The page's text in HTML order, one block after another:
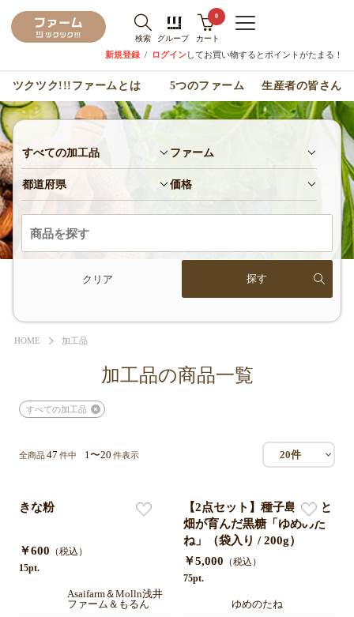
検索 グループ
0
カート
新規登録 / ログインしてお買い物するとポイントがたまる！
ツクツク!!!ファームとは 5つのファーム 生産者の皆さん
すべての加工品 ファーム
都道府県 価格
クリア
HOME 加工品
加工品の商品一覧
すべての加工品
全商品47 件中 1〜20 件表示 20件
きな粉
￥600 （税込）
15pt.
Asaifarm＆Molln浅井
ファーム＆もるん
【2点セット】種子島の海と
畑が育んだ黒糖「ゆめのた
ね」（袋入り / 200g）
￥5,000 （税込）
75pt.
ゆめのたね